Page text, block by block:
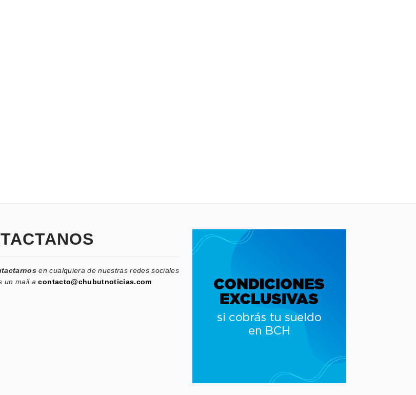
en cualquiera de nuestras redes sociales
un mail acontacto@chubutnoticias.com